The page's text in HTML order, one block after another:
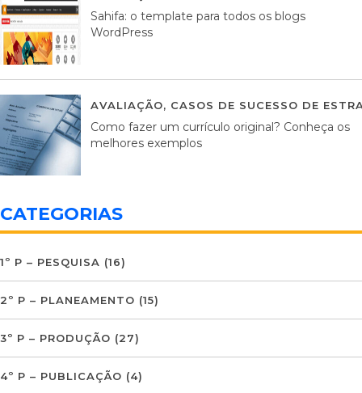
Sahifa: o template para todos os blogs
WordPress
AVALIAÇÃO, CASOS DE SUCESSO DE
Como fazer um currículo original? Conheça os
melhores exemplos
CATEGORIAS
1º P – PESQUISA (16)
2º P – PLANEAMENTO (15)
3º P – PRODUÇÃO (27)
4º P – PUBLICAÇÃO (4)